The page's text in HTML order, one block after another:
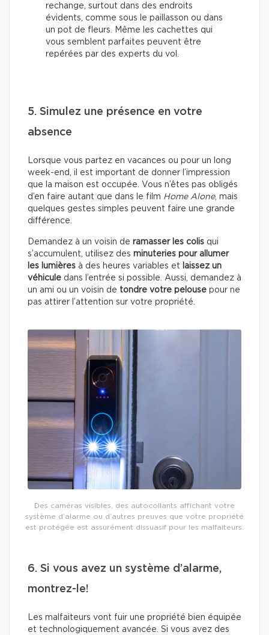
rechange, surtout dans des endroits
évidents, comme sous le paillasson ou dans
un pot de fleurs. Même les cachettes qui
vous semblent parfaites peuvent être
repérées par des experts du vol.
5. Simulez une présence en votre
absence
Lorsque vous partez en vacances ou pour un long
week-end, il est important de donner l’impression
que la maison est occupée. Vous n’êtes pas obligés
d’en faire autant que dans le film Home Alone, mais
quelques gestes simples peuvent faire une grande
différence.
Demandez à un voisin de ramasser les colis qui
s’accumulent, utilisez des minuteries pour allumer
les lumières à des heures variables et
laissez un
véhicule dans l’entrée si possible. Aussi, demandez à
un ami ou un voisin de tondre votre pelouse pour ne
pas attirer l’attention sur votre propriété.
Des caméras visibles, des autocollants affichant votre
système d’alarme ou d’autres preuves que votre propriété
est protégée est assurément dissuasif pour les malfaiteurs.
6. Si vous avez un système d’alarme,
montrez-le!
Les malfaiteurs vont fuir une propriété bien équipée
et technologiquement avancée. Si vous avez des